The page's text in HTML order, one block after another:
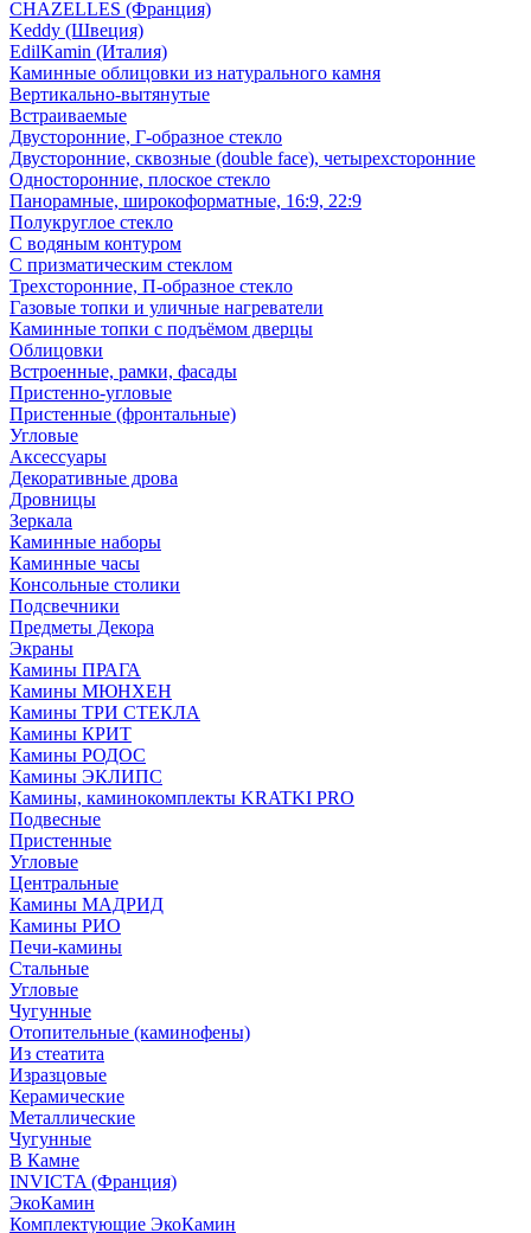
CHAZELLES (Франция)
Keddy (Швеция)
EdilKamin (Италия)
Каминные облицовки из натурального камня
Вертикально-вытянутые
Встраиваемые
Двусторонние, Г-образное стекло
Двусторонние, сквозные (double face), четырехсторонние
Односторонние, плоское стекло
Панорамные, широкоформатные, 16:9, 22:9
Полукруглое стекло
С водяным контуром
С призматическим стеклом
Трехсторонние, П-образное стекло
Газовые топки и уличные нагреватели
Каминные топки с подъёмом дверцы
Облицовки
Встроенные, рамки, фасады
Пристенно-угловые
Пристенные (фронтальные)
Угловые
Аксессуары
Декоративные дрова
Дровницы
Зеркала
Каминные наборы
Каминные часы
Консольные столики
Подсвечники
Предметы Декора
Экраны
Камины ПРАГА
Камины МЮНХЕН
Камины ТРИ СТЕКЛА
Камины КРИТ
Камины РОДОС
Камины ЭКЛИПС
Камины, каминокомплекты KRATKI PRO
Подвесные
Пристенные
Угловые
Центральные
Камины МАДРИД
Камины РИО
Печи-камины
Стальные
Угловые
Чугунные
Отопительные (каминофены)
Из стеатита
Изразцовые
Керамические
Металлические
Чугунные
В Камне
INVICTA (Франция)
ЭкоКамин
Комплектующие ЭкоКамин